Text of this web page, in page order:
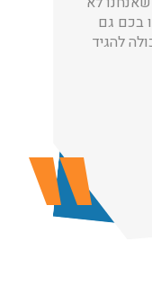
בכם גם
להגיד
סוגי ההובלות
ועד פריט בודד.
ואפשרות הובלת